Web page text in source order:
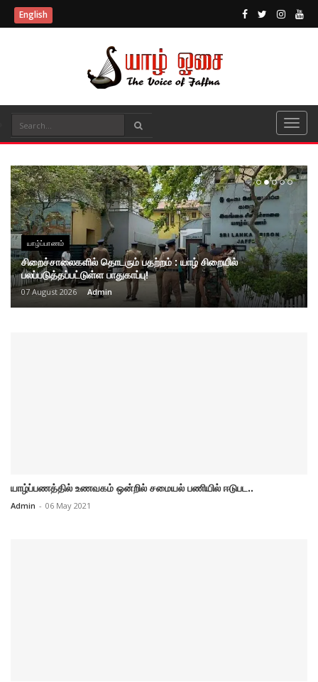
English
யாழ்ப்பாணம்
சிறைச்சாலைகளில் தொடரும் பதற்றம் : யாழ் சிறையில்
பலப்படுத்தப்பட்டுள்ள பாதுகாப்பு!
07 August 2026 Admin
யாழ்ப்பணத்தில் உணவகம் ஒன்றில் சமையல் பணியில் ஈடுபட..
Admin - 06 May 2021